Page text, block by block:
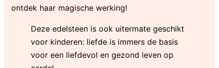
ontdek haar magische werking!
Deze edelsteen is ook uitermate geschikt
voor kinderen: liefde is immers de basis
voor een liefdevol en gezond leven op